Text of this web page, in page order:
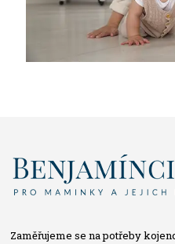
Zaměřujeme se na potřeby